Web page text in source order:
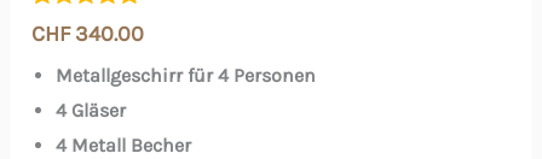
Bewertet mit
5.00 von 5,
basierend
auf
1
Kundenbewertung
CHF340.00
Metallgeschirr für 4 Personen
4 Gläser
4 Metall Becher
Camping
Halb
Tür
Menge